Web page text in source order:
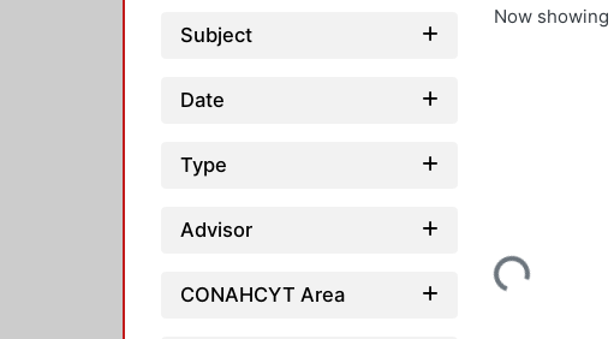
Subject
Date
Type
Advisor
CONAHCYT Area
Now showing
Loading...